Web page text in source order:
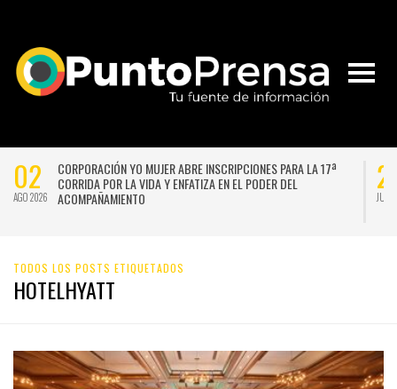
02
AGO 2026
CORPORACIÓN YO MUJER ABRE INSCRIPCIONES PARA LA 17ª
CORRIDA POR LA VIDA Y ENFATIZA EN EL PODER DEL
ACOMPAÑAMIENTO
JUL
TODOS LOS POSTS ETIQUETADOS
HOTELHYATT